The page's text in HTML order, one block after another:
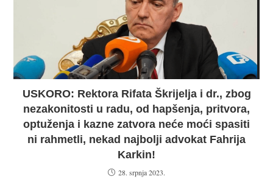
USKORO: Rektora Rifata Škrijelja i dr., zbog
nezakonitosti u radu, od hapšenja, pritvora,
optuženja i kazne zatvora neće moći spasiti
ni rahmetli, nekad najbolji advokat Fahrija
Karkin!
28. srpnja 2023.